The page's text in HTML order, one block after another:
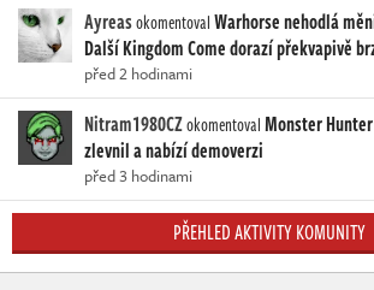
AyreasokomentovalWarhorse nehodlá
Další Kingdom Come dorazí překvapivě
před 2 hodinami
Nitram1980CZokomentovalMonster
zlevnil a nabízí demoverzi
před 3 hodinami
PŘEHLED AKTIVITY KOMUNITY